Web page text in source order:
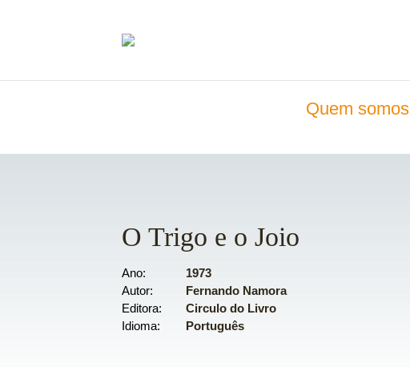
Quem somos
O Trigo e o Joio
Ano
1973
Autor
Fernando Namora
Editora
Circulo do Livro
Idioma
Português